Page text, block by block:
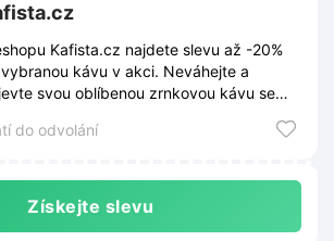
Kafista.cz najdete slevu až -20%
kávu v akci. Neváhejte a
svou oblíbenou zrnkovou kávu se
do odvolání
Získejte slevu